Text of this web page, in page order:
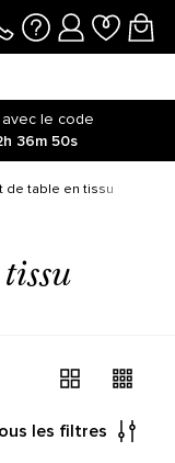
le code
36m 49s
sur notre site !
de table en tissu
les filtres